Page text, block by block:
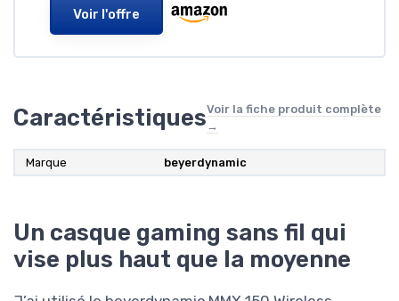
Voir l'offre
CaractéristiquesVoir la fiche produit complète
→
Marque beyerdynamic
Un casque gaming sans fil qui
vise plus haut que la moyenne